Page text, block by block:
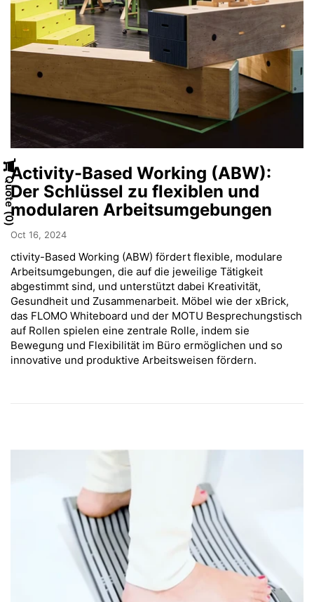
Activity-Based Working (ABW):
Der Schlüssel zu flexiblen und
modularen Arbeitsumgebungen
Oct 16, 2024
ctivity-Based Working (ABW) fördert flexible, modulare
Arbeitsumgebungen, die auf die jeweilige Tätigkeit
abgestimmt sind, und unterstützt dabei Kreativität,
Gesundheit und Zusammenarbeit. Möbel wie der xBrick,
das FLOMO Whiteboard und der MOTU Besprechungstisch
auf Rollen spielen eine zentrale Rolle, indem sie
Bewegung und Flexibilität im Büro ermöglichen und so
innovative und produktive Arbeitsweisen fördern.
Quote
0